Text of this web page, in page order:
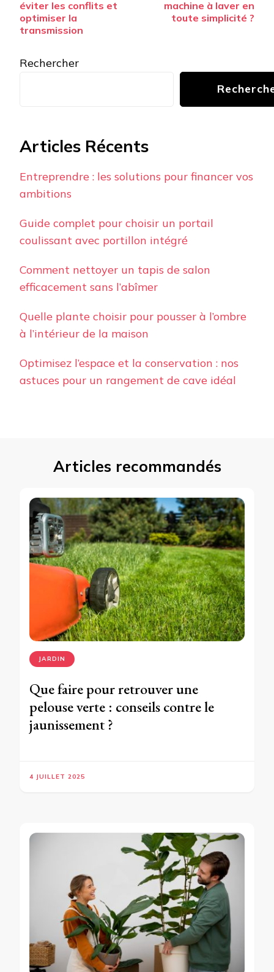
éviter les conflits et
optimiser la
transmission
machine à laver en
toute simplicité ?
Rechercher
Articles Récents
Entreprendre : les solutions pour financer vos
ambitions
Guide complet pour choisir un portail
coulissant avec portillon intégré
Comment nettoyer un tapis de salon
efficacement sans l’abîmer
Quelle plante choisir pour pousser à l’ombre
à l’intérieur de la maison
Optimisez l’espace et la conservation : nos
astuces pour un rangement de cave idéal
Articles recommandés
JARDIN
Que faire pour retrouver une
pelouse verte : conseils contre le
jaunissement ?
4 JUILLET 2025